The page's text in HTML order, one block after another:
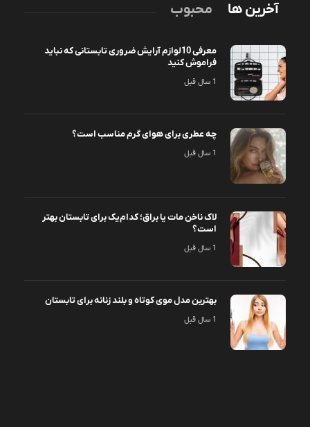
آخرین ها محبوب
معرفی 10لوازم آرایش ضروری تابستانی که نباید
فراموش کنید
1 سال قبل
چه عطری برای هوای گرم مناسب است؟
1 سال قبل
لاک ناخن مات یا براق؛ کدام‌یک برای تابستان بهتر
است؟
1 سال قبل
بهترین مدل موی کوتاه و بلند زنانه برای تابستان
1 سال قبل